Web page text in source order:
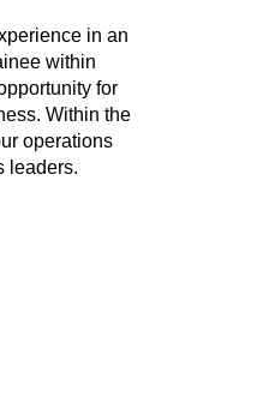
in an
within
for
Within the
operations
leaders.